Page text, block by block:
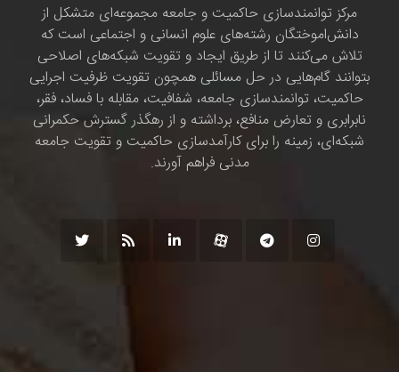
مرکز توانمندسازی حاکمیت و جامعه مجموعه‌ای متشکل از
دانش‌اموختگان رشته‌های علوم انسانی و اجتماعی است که
تلاش می‌کنند تا از طریق ایجاد و تقویت شبکه‌های اصلاحی
بتوانند گام‌هایی در حل مسائلی همچون تقویت ظرفیت اجرایی
حاکمیت، توانمندسازی جامعه، شفافیت، مقابله با فساد، فقر،
نابرابری و تعارض منافع، برداشته و از رهگذر گسترش حکمرانی
شبکه‌ای، زمینه را برای کارآمدسازی حاکمیت و تقویت جامعه
مدنی فراهم آورند.